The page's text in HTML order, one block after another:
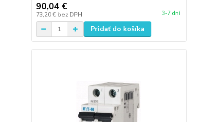
90,04 €
73,20 € bez DPH 3-7 dní
Pridať do košíka